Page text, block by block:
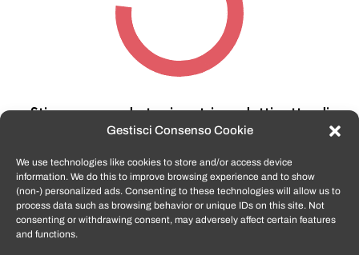
Gestisci Consenso Cookie
We use technologies like cookies to store and/or access device
information. We do this to improve browsing experience and to show
(non-) personalized ads. Consenting to these technologies will allow us to
process data such as browsing behavior or unique IDs on this site. Not
consenting or withdrawing consent, may adversely affect certain features
and functions.
Stiamo cercando tra i nostri prodotti, attendi
qualche secondo…
TomatoSmartphone.itè lo shop n.1 in italia per
smartphone ricondizionati garantiti e certificati
di tutte le marche,APPLE, SAMSUNG, HUAWEI,
ONEPLUS, XIAOMI e tanto altro